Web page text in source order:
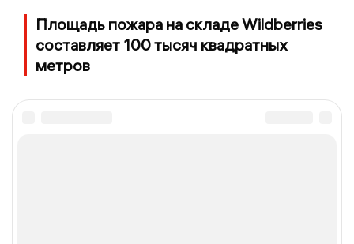
Площадь пожара на складе Wildberries
составляет 100 тысяч квадратных
метров